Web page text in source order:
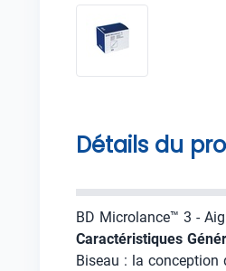
Détails du
BD Microlance™ 3 -
Caractéristiques
Biseau : la